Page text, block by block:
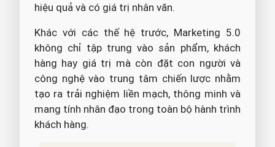
hiệu quả và có giá trị nhân văn.
Khác với các thế hệ trước, Marketing 5.0
không chỉ tập trung vào sản phẩm, khách
hàng hay giá trị mà còn đặt con người và
công nghệ vào trung tâm chiến lược nhằm
tạo ra trải nghiệm liền mạch, thông minh và
mang tính nhân đạo trong toàn bộ hành trình
khách hàng.